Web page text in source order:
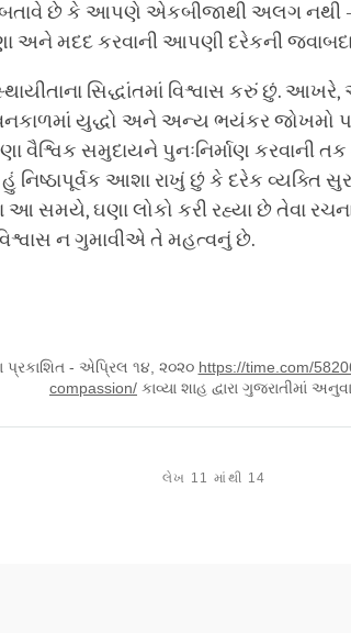
છે કે આપણે એકબીજાથી અલગ
અને મદદ કરવાની આપણી દરેકની
સિદ્ધાંતમાં વિશ્વાસ કરું છું.
યુદ્ધો અને અન્ય ભયંકર જોખમો
વૈશ્વિક સમુદાયને પુનઃનિર્માણ
નિષ્ઠાપૂર્વક આશા રાખું છું કે દરેક વ્યક્તિ
આ સમયે, ઘણા લોકો કરી રહ્યા છે તેવા
ન ગુમાવીએ તે મહત્વનું છે.
પ્રકાશિત - એપ્રિલ ૧૪, ૨૦૨૦ https://time.com/
compassion/ કાવ્યા શાહ દ્વારા ગુજરાતીમાં
લેખ 11 માંથી 14